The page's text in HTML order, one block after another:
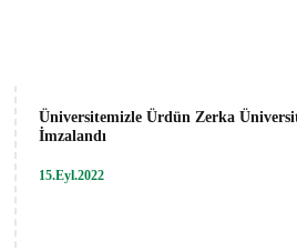
Üniversitemizle Ürdün Zerka
İmzalandı
15.Eyl.2022